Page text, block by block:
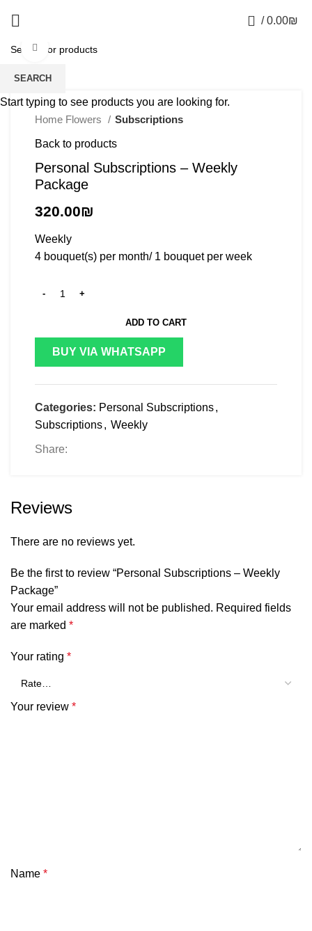
/ 0.00₪
Click to enlarge
Home Flowers Subscriptions
Back to products
Personal Subscriptions – Weekly
Package
320.00₪
Weekly
4 bouquet(s) per month/ 1 bouquet per week
ADD TO CART
BUY VIA WHATSAPP
Categories: Personal Subscriptions,
Subscriptions, Weekly
Share:
Reviews
There are no reviews yet.
Be the first to review “Personal Subscriptions – Weekly
Package”
Your email address will not be published. Required fields
are marked *
Your rating *
Your review *
Name *
SEARCH
Start typing to see products you are looking for.